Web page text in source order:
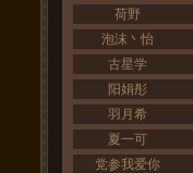
荷野
泡沫丶怡
古星学
阳娟彤
羽月希
夏一可
党参我爱你